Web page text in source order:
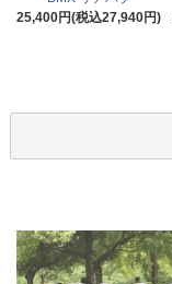
25,400円(税込27,940円)